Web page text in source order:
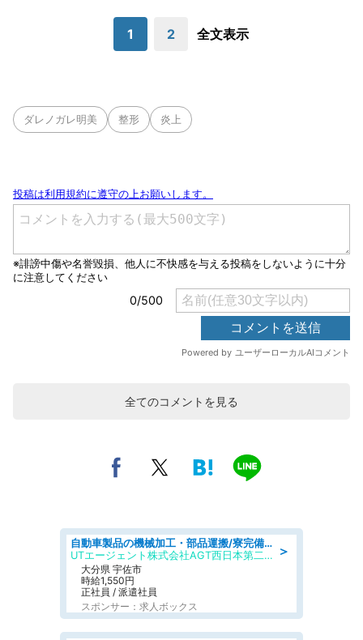
1 2 全文表示
ダレノガレ明美 整形 炎上
全てのコメントを見る
＞
自動車製品の機械加工・部品運搬/寮完備/日払い/工場・製造
UTエージェント株式会社AGT西日本第二CU
大分県 宇佐市
時給1,550円
正社員 / 派遣社員
スポンサー：求人ボックス